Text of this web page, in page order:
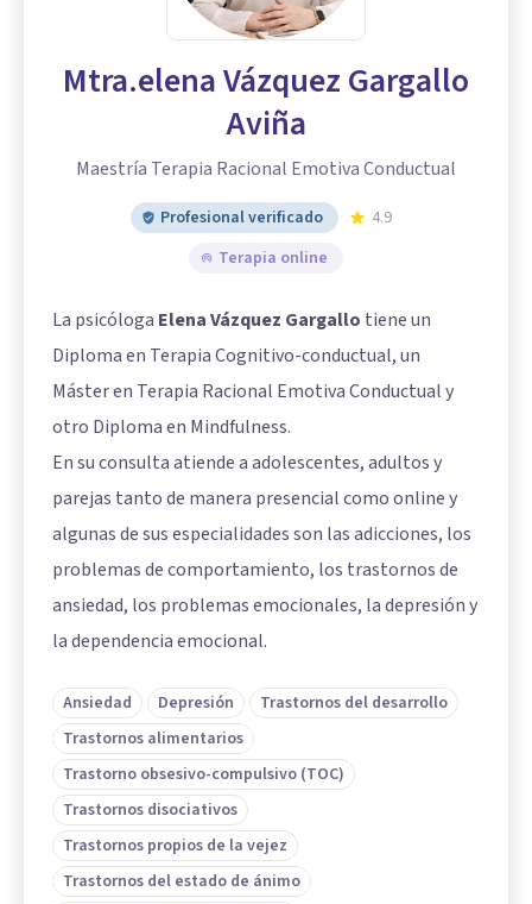
Mtra.elena Vázquez Gargallo
Aviña
Maestría Terapia Racional Emotiva Conductual
Profesional verificado
4.9
Terapia online
La psicóloga Elena Vázquez Gargallo tiene un
Diploma en Terapia Cognitivo-conductual, un
Máster en Terapia Racional Emotiva Conductual y
otro Diploma en Mindfulness.
En su consulta atiende a adolescentes, adultos y
parejas tanto de manera presencial como online y
algunas de sus especialidades son las adicciones, los
problemas de comportamiento, los trastornos de
ansiedad, los problemas emocionales, la depresión y
la dependencia emocional.
Ansiedad Depresión
Trastornos del desarrollo
Trastornos alimentarios
Trastorno obsesivo-compulsivo (TOC)
Trastornos disociativos
Trastornos propios de la vejez
Trastornos del estado de ánimo